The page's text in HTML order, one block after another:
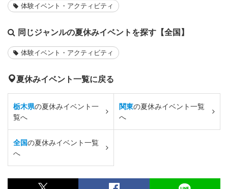
体験イベント・アクティビティ
同じジャンルの夏休みイベントを探す【全国】
体験イベント・アクティビティ
夏休みイベント一覧に戻る
栃木県の夏休みイベント一
覧へ
関東の夏休みイベント一覧
へ
全国の夏休みイベント一覧
へ